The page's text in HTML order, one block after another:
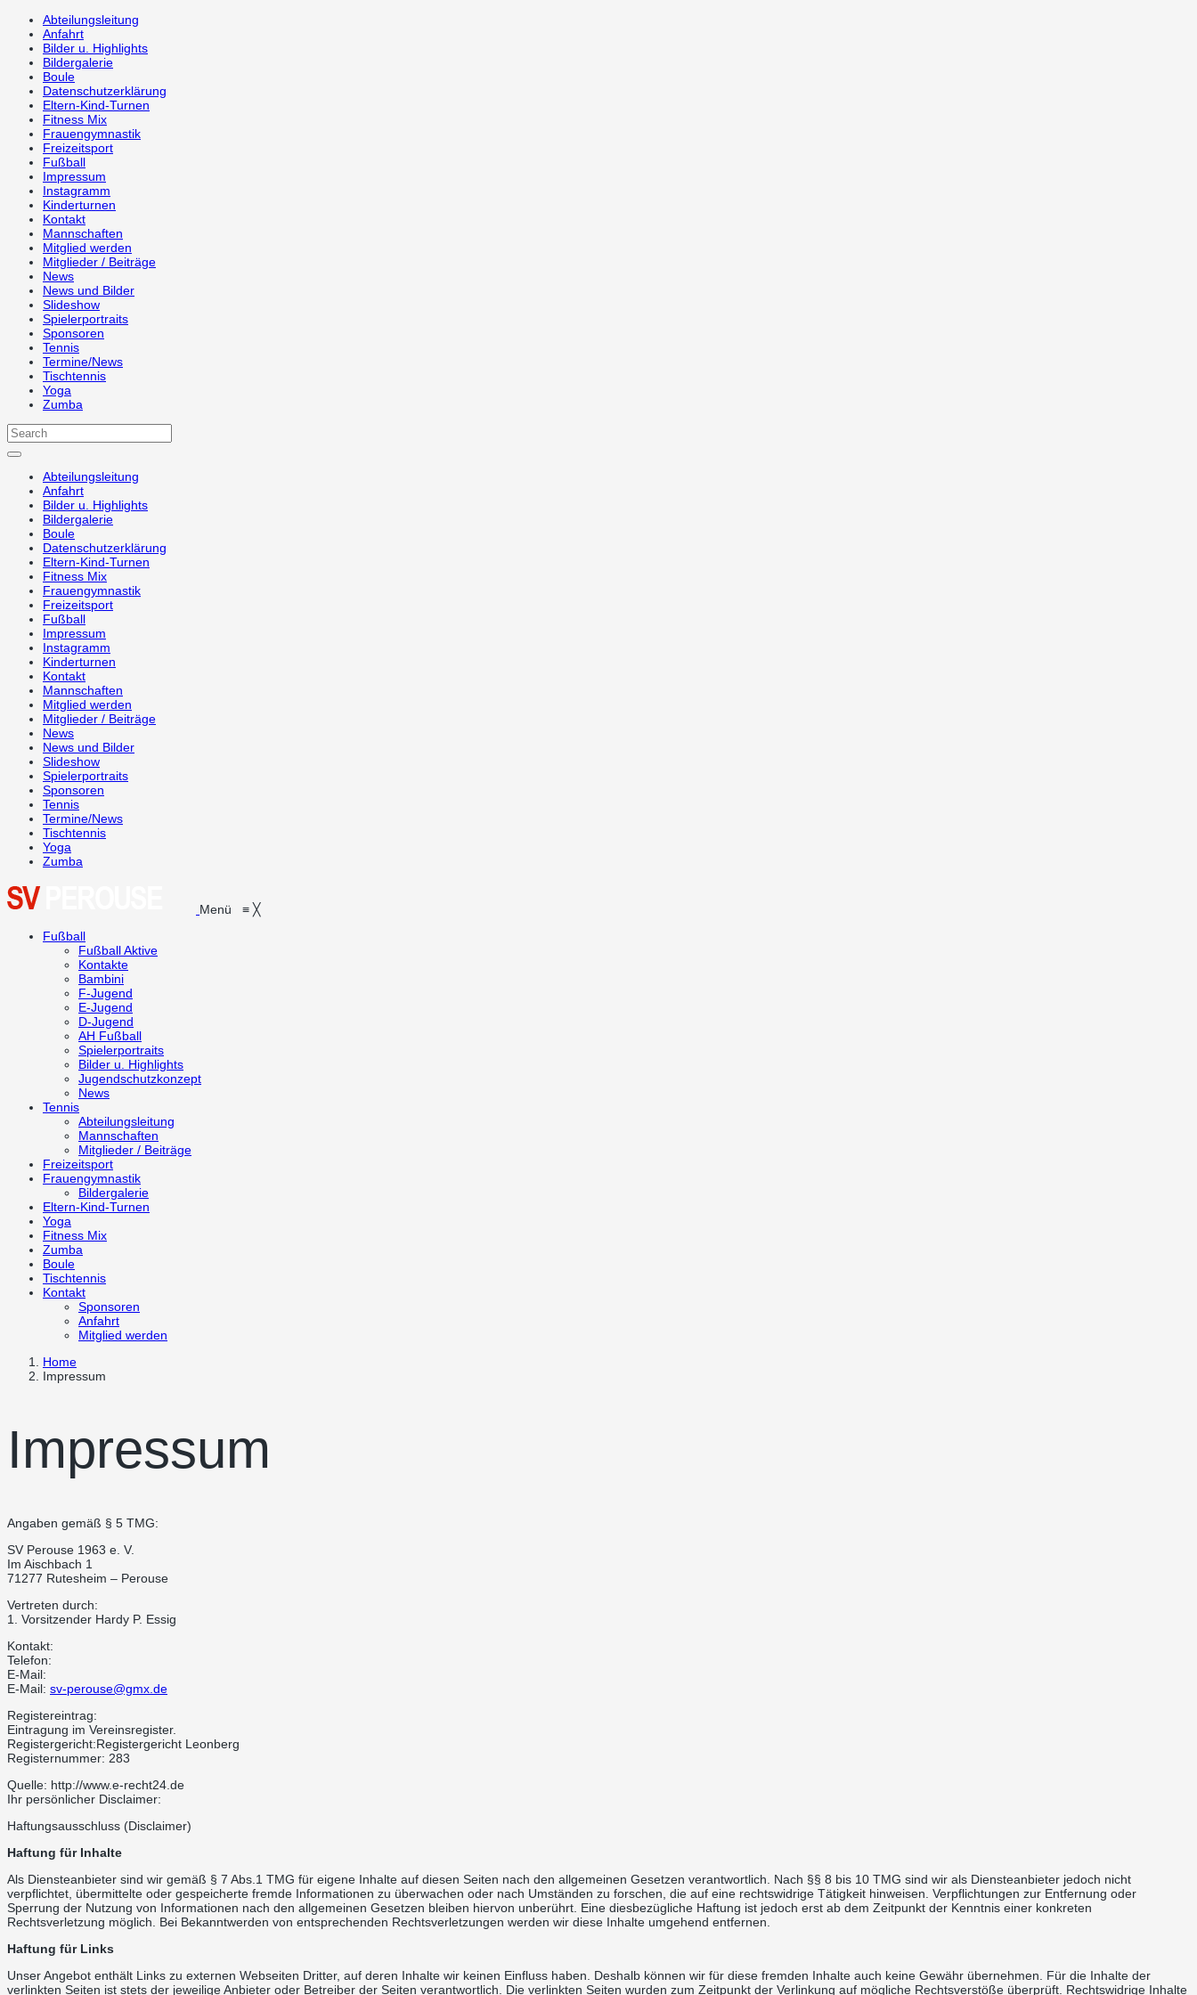
Abteilungsleitung
Anfahrt
Bilder u. Highlights
Bildergalerie
Boule
Datenschutzerklärung
Eltern-Kind-Turnen
Fitness Mix
Frauengymnastik
Freizeitsport
Fußball
Impressum
Instagramm
Kinderturnen
Kontakt
Mannschaften
Mitglied werden
Mitglieder / Beiträge
News
News und Bilder
Slideshow
Spielerportraits
Sponsoren
Tennis
Termine/News
Tischtennis
Yoga
Zumba
Abteilungsleitung
Anfahrt
Bilder u. Highlights
Bildergalerie
Boule
Datenschutzerklärung
Eltern-Kind-Turnen
Fitness Mix
Frauengymnastik
Freizeitsport
Fußball
Impressum
Instagramm
Kinderturnen
Kontakt
Mannschaften
Mitglied werden
Mitglieder / Beiträge
News
News und Bilder
Slideshow
Spielerportraits
Sponsoren
Tennis
Termine/News
Tischtennis
Yoga
Zumba
Menü ≡ ╳
Fußball
Fußball Aktive
Kontakte
Bambini
F-Jugend
E-Jugend
D-Jugend
AH Fußball
Spielerportraits
Bilder u. Highlights
Jugendschutzkonzept
News
Tennis
Abteilungsleitung
Mannschaften
Mitglieder / Beiträge
Freizeitsport
Frauengymnastik
Bildergalerie
Eltern-Kind-Turnen
Yoga
Fitness Mix
Zumba
Boule
Tischtennis
Kontakt
Sponsoren
Anfahrt
Mitglied werden
Home
Impressum
Impressum
Angaben gemäß § 5 TMG:
SV Perouse 1963 e. V.
Im Aischbach 1
71277 Rutesheim – Perouse
Vertreten durch:
1. Vorsitzender Hardy P. Essig
Kontakt:
Telefon:
E-Mail:
E-Mail: sv-perouse@gmx.de
Registereintrag:
Eintragung im Vereinsregister.
Registergericht:Registergericht Leonberg
Registernummer: 283
Quelle: http://www.e-recht24.de
Ihr persönlicher Disclaimer:
Haftungsausschluss (Disclaimer)
Haftung für Inhalte
Als Diensteanbieter sind wir gemäß § 7 Abs.1 TMG für eigene Inhalte auf diesen Seiten nach den allgemeinen Gesetzen verantwortlich. Nach §§ 8 bis 10 TMG sind wir als Diensteanbieter jedoch nicht
verpflichtet, übermittelte oder gespeicherte fremde Informationen zu überwachen oder nach Umständen zu forschen, die auf eine rechtswidrige Tätigkeit hinweisen. Verpflichtungen zur Entfernung oder
Sperrung der Nutzung von Informationen nach den allgemeinen Gesetzen bleiben hiervon unberührt. Eine diesbezügliche Haftung ist jedoch erst ab dem Zeitpunkt der Kenntnis einer konkreten
Rechtsverletzung möglich. Bei Bekanntwerden von entsprechenden Rechtsverletzungen werden wir diese Inhalte umgehend entfernen.
Haftung für Links
Unser Angebot enthält Links zu externen Webseiten Dritter, auf deren Inhalte wir keinen Einfluss haben. Deshalb können wir für diese fremden Inhalte auch keine Gewähr übernehmen. Für die Inhalte der
verlinkten Seiten ist stets der jeweilige Anbieter oder Betreiber der Seiten verantwortlich. Die verlinkten Seiten wurden zum Zeitpunkt der Verlinkung auf mögliche Rechtsverstöße überprüft. Rechtswidrige Inhalte